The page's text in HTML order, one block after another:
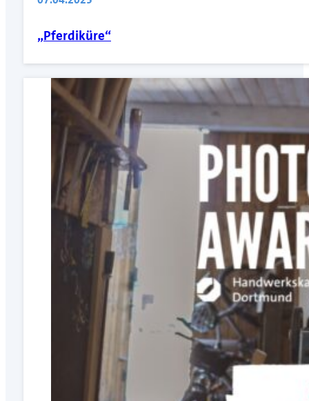
„Pferdiküre“